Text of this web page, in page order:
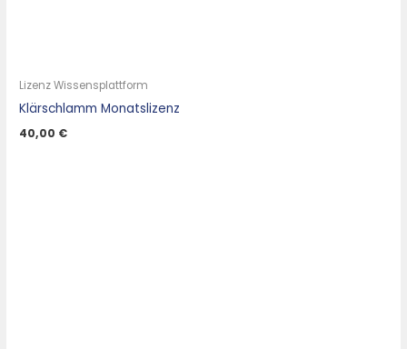
Lizenz Wissensplattform
Klärschlamm Monatslizenz
40,00 €